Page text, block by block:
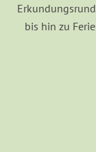
bis hin zu